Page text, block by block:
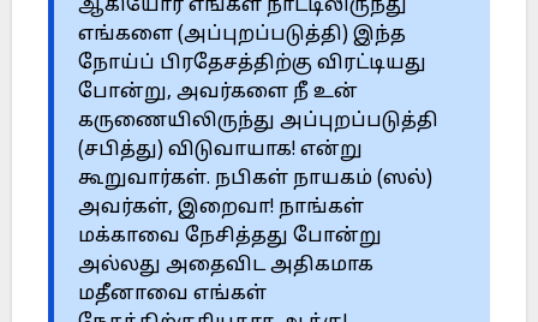
ஆகியோர் எங்கள் நாட்டிலிருந்து
எங்களை (அப்புறப்படுத்தி) இந்த
நோய்ப் பிரதேசத்திற்கு விரட்டியது
போன்று, அவர்களை நீ உன்
கருணையிலிருந்து அப்புறப்படுத்தி
(சபித்து) விடுவாயாக! என்று
கூறுவார்கள். நபிகள் நாயகம் (ஸல்)
அவர்கள், இறைவா! நாங்கள்
மக்காவை நேசித்தது போன்று
அல்லது அதைவிட அதிகமாக
மதீனாவை எங்கள்